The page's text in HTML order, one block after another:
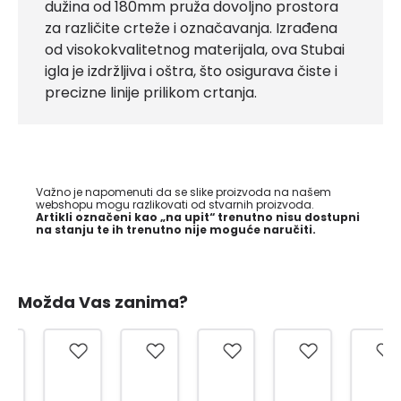
dužina od 180mm pruža dovoljno prostora
za različite crteže i označavanja. Izrađena
od visokokvalitetnog materijala, ova Stubai
igla je izdržljiva i oštra, što osigurava čiste i
precizne linije prilikom crtanja.
Važno je napomenuti da se slike proizvoda na našem
webshopu mogu razlikovati od stvarnih proizvoda.
Artikli označeni kao „na upit“ trenutno nisu dostupni
na stanju te ih trenutno nije moguće naručiti.
Možda Vas zanima?